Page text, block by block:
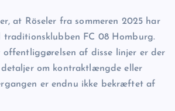
at Röseler fra sommeren 2025 har
traditionsklubben FC 08 Homburg.
af disse linjer er der
om kontraktlængde eller
er endnu ikke bekræftet af